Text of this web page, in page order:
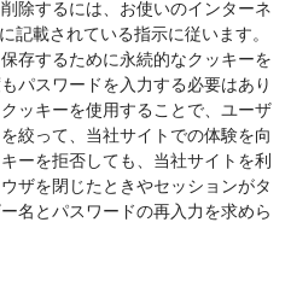
除するには、お使いのインターネ
記載されている指示に従います。
存するために永続的なクッキーを
パスワードを入力する必要はあり
ッキーを使用することで、ユーザ
絞って、当社サイトでの体験を向
ーを拒否しても、当社サイトを利
ザを閉じたときやセッションがタ
名とパスワードの再入力を求めら